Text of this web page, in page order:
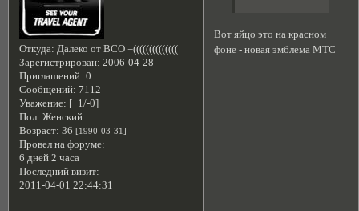
Откуда: Далеко от ВСО =((((((((((((((
Зарегистрирован: 2006-04-28
Приглашений: 0
Сообщений: 7112
Уважение: [+1/-0]
Пол: Женский
Возраст: 36 [1990-03-31]
Провел на форуме:
6 дней 2 часа
Последний визит:
2011-04-01 22:44:31
Вот яйцо это на красном
фоне - новая эмблема МТС